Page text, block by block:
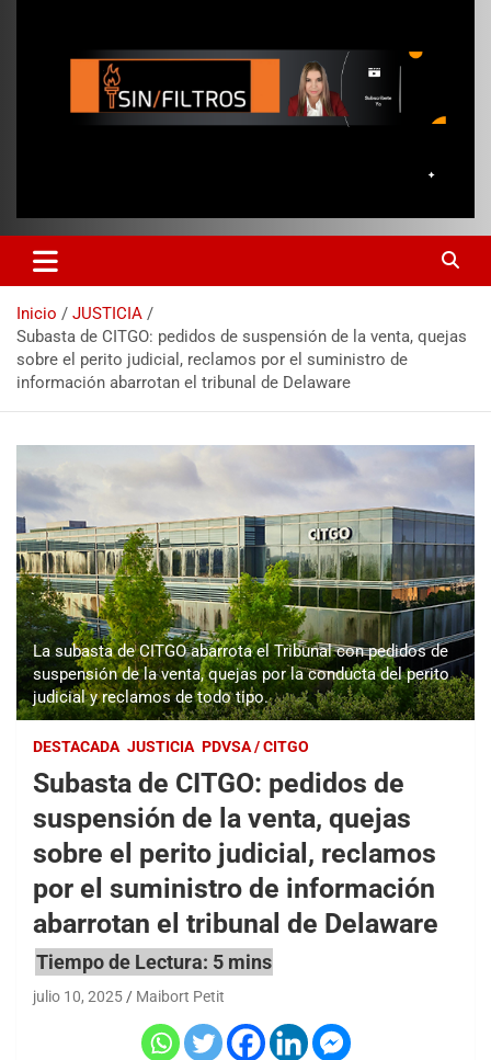
Inicio
JUSTICIA
Subasta de CITGO: pedidos de suspensión de la venta, quejas
sobre el perito judicial, reclamos por el suministro de
información abarrotan el tribunal de Delaware
La subasta de CITGO abarrota el Tribunal con pedidos de
suspensión de la venta, quejas por la conducta del perito
judicial y reclamos de todo tipo.
DESTACADA JUSTICIA PDVSA / CITGO
Subasta de CITGO: pedidos de
suspensión de la venta, quejas
sobre el perito judicial, reclamos
por el suministro de información
abarrotan el tribunal de Delaware
julio 10, 2025 Maibort Petit